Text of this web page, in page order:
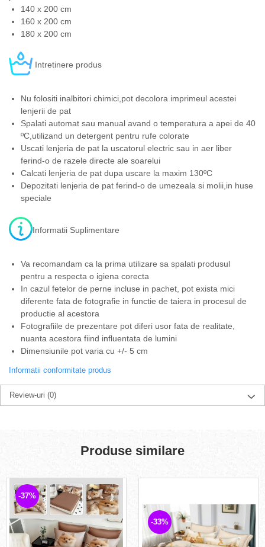
140 x 200 cm
160 x 200 cm
180 x 200 cm
Intretinere produs
Nu folositi inalbitori chimici,pot decolora imprimeul acestei
lenjerii de pat
Spalati automat sau manual avand o temperatura a apei de 40
ºC,utilizand un detergent pentru rufe colorate
Uscati lenjeria de pat la uscatorul electric sau in aer liber
ferind-o de razele directe ale soarelui
Calcati lenjeria de pat dupa uscare la maxim 130ºC
Depozitati lenjeria de pat ferind-o de umezeala si molii,in huse
speciale
Informatii Suplimentare
Va recomandam ca la prima utilizare sa spalati produsul
pentru a respecta o igiena corecta
In cazul fetelor de perne incluse in pachet, pot exista mici
diferente fata de fotografie in functie de taiera in procesul de
productie al acestora
Fotografiile de prezentare pot diferi usor fata de realitate,
nuanta acestora fiind influentata de lumini
Dimensiunile pot varia cu +/- 5 cm
Informatii conformitate produs
Review-uri (0)
Produse similare
-37%
-33%